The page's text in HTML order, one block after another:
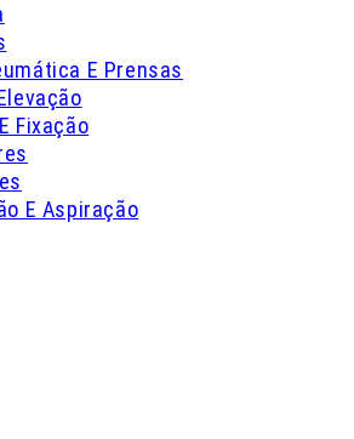
E Prensas
Fixação
E Aspiração